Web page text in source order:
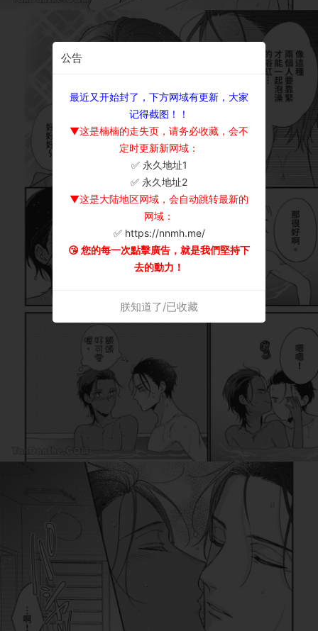
公告
最近又开始封了，下方网域有更新，大家
记得截图！！
▼这是楠楠的走失页，请务必收藏，会不
定时更新新网域：
✅ 永久地址1
✅ 永久地址2
▼这是大陆地区网域，会自动跳转最新的
网域：
✅ https://nnmh.me/
😘 您的每一次點擊廣告，就是我們堅持下
去的動力！
朕知道了/已收藏